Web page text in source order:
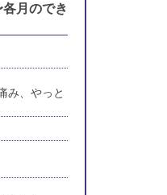
月のでき
み、やっと